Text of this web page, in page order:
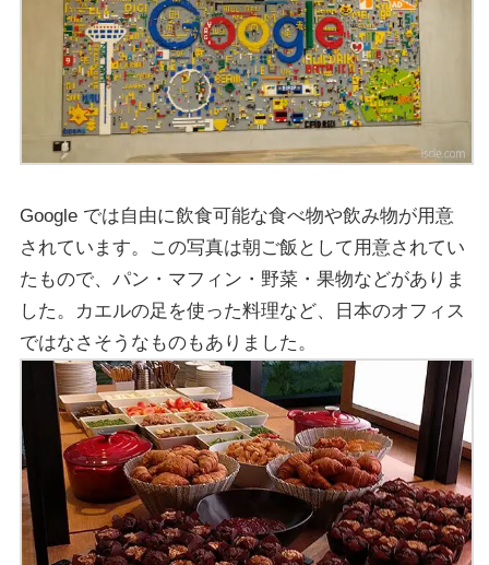
Google では自由に飲食可能な食べ物や飲み物が用意
されています。この写真は朝ご飯として用意されてい
たもので、パン・マフィン・野菜・果物などがありま
した。カエルの足を使った料理など、日本のオフィス
ではなさそうなものもありました。